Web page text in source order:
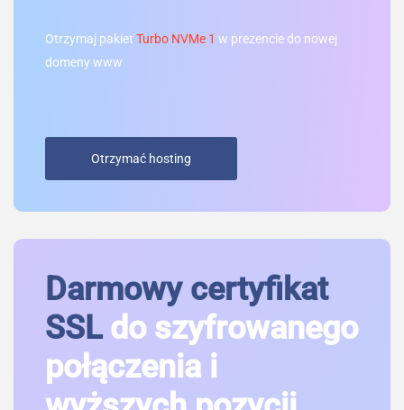
Otrzymaj pakiet Turbo NVMe 1 w prezencie do nowej
domeny www
Otrzymać hosting
Darmowy certyfikat
SSLdo szyfrowanego
połączenia i